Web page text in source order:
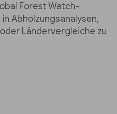
Forest Watch-
Abholzungsanalysen,
Ländervergleiche zu